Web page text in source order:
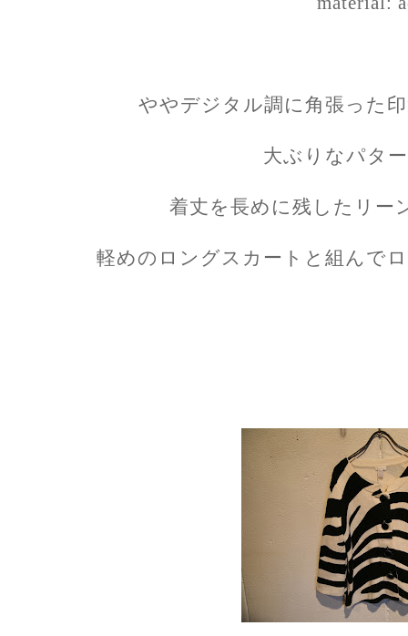
ややデジタル調に角張った
大ぶりなパタ
着丈を長めに残したリー
軽めのロングスカートと組んで